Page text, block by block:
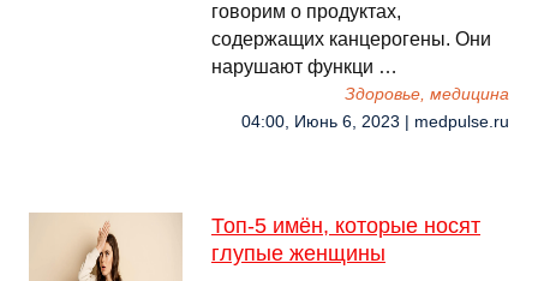
говорим о продуктах,
содержащих канцерогены. Они
нарушают функци …
Здоровье, медицина
04:00, Июнь 6, 2023 | medpulse.ru
Топ-5 имён, которые носят
глупые женщины